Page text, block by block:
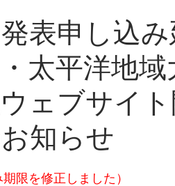
発表申し込
太平洋地域
ェブサイ
知らせ
期限を修正しました）